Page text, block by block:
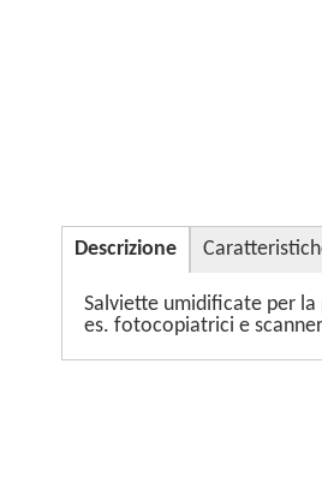
Descrizione
Salviette umidificate per
es. fotocopiatrici e